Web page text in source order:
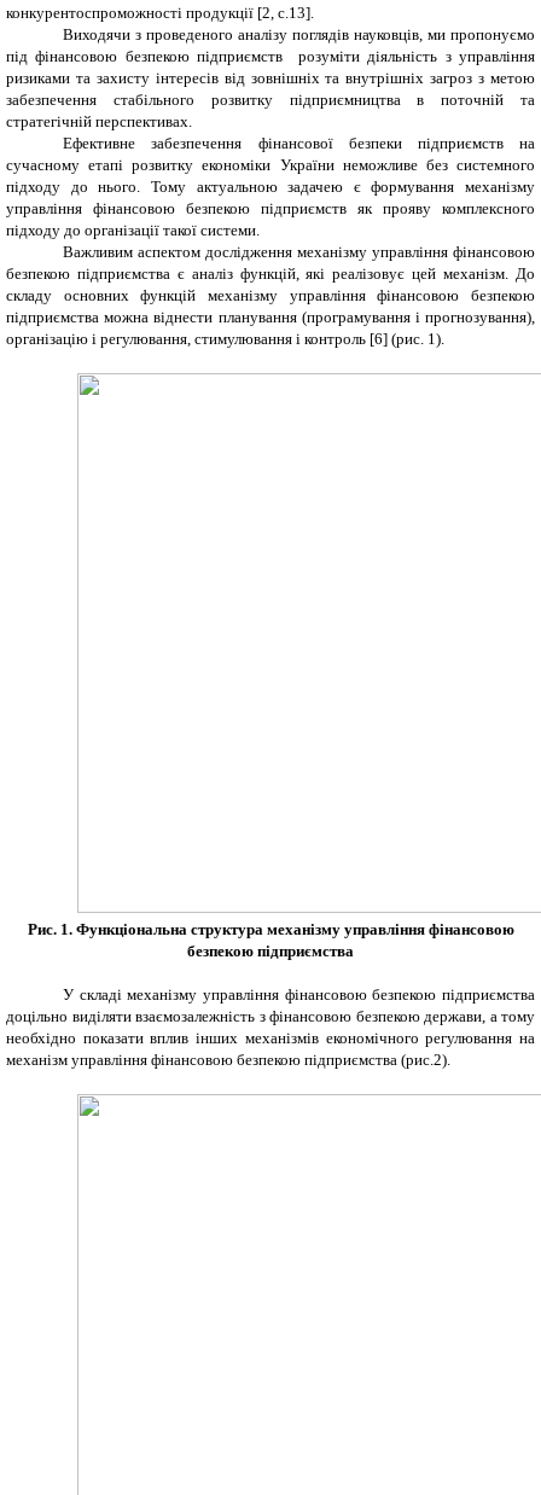
конкурентоспроможності продукції [2, с.13].
Виходячи з проведеного аналізу поглядів науковців, ми пропонуємо
під фінансовою безпекою підприємств розуміти діяльність з управління
ризиками та захисту інтересів від зовнішніх та внутрішніх загроз з метою
забезпечення стабільного розвитку підприємництва в поточній та
стратегічній перспективах.
Ефективне забезпечення фінансової безпеки підприємств на
сучасному етапі розвитку економіки України неможливе без системного
підходу до нього. Тому актуальною задачею є формування механізму
управління фінансовою безпекою підприємств як прояву комплексного
підходу до організації такої системи.
Важливим аспектом дослідження механізму управління фінансовою
безпекою підприємства є аналіз функцій, які реалізовує цей механізм. До
складу основних функцій механізму управління фінансовою безпекою
підприємства можна віднести планування (програмування і прогнозування),
організацію і регулювання, стимулювання і контроль [6] (рис. 1).
Рис.1. Функціональна структура механізму управління фінансовою
безпекою підприємства
У складі механізму управління фінансовою безпекою підприємства
доцільно виділяти взаємозалежність з фінансовою безпекою держави, а тому
необхідно показати вплив інших механізмів економічного регулювання на
механізм управління фінансовою безпекою підприємства (рис.2).